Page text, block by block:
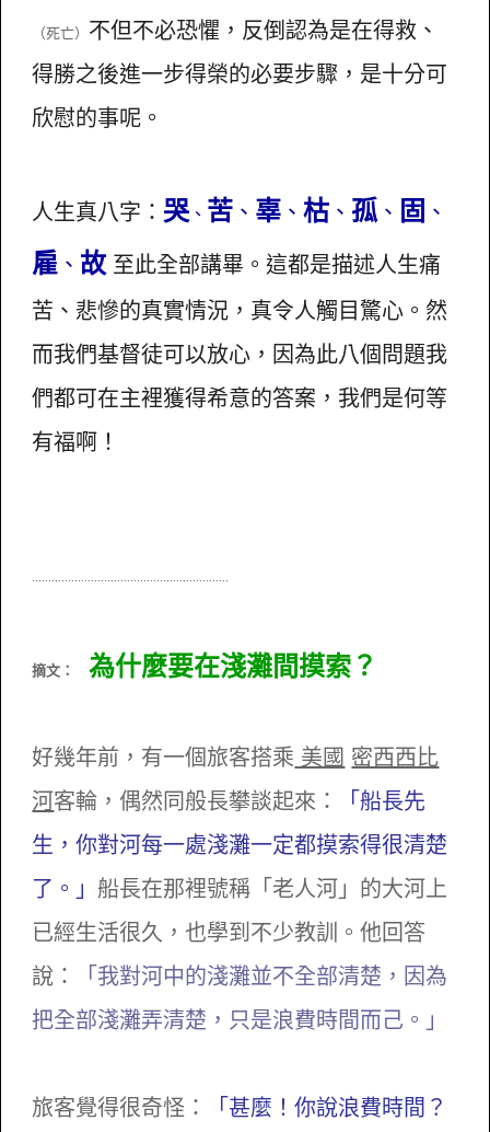
（死亡） 不但不必恐懼，反倒認為是在得救、
得勝之後進一步得榮的必要步驟，是十分可
欣慰的事呢。
人生真八字： 哭、 苦 、 辜 、枯 、 孤 、 固 、
雇 、 故 至此全部講畢。這都是描述人生痛
苦、悲慘的真實情況，真令人觸目驚心。然
而我們基督徒可以放心，因為此八個問題我
們都可在主裡獲得希意的答案，我們是何等
有福啊！
............................................................
摘文： 為什麼要在淺灘間摸索？
好幾年前，有一個旅客搭乘 美國 密西西比
河客輪，偶然同般長攀談起來：
「船長先
生，你對河每一處淺灘一定都摸索得很清楚
了。」船長在那裡號稱「老人河」的大河上
已經生活很久，也學到不少教訓。他回答
說：
「我對河中的淺灘並不全部清楚，因為
把全部淺灘弄清楚，只是浪費時間而己。」
旅客覺得很奇怪：
「甚麼！你說浪費時間？